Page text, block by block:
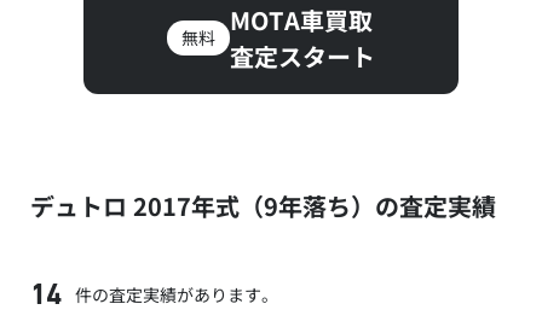
無料
MOTA車買取
査定スタート
デュトロ 2017年式（9年落ち）の査定実績
14 件の査定実績があります。